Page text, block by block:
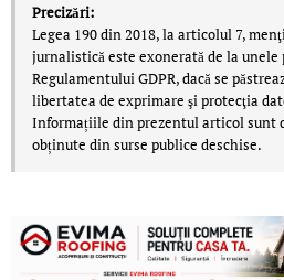
Precizări:
Legea 190 din 2018, la articolul 7,
jurnalistică este exonerată de la unele
Regulamentului GDPR, dacă se
libertatea de exprimare şi protecţia
Informațiile din prezentul articol sunt
obținute din surse publice deschise.